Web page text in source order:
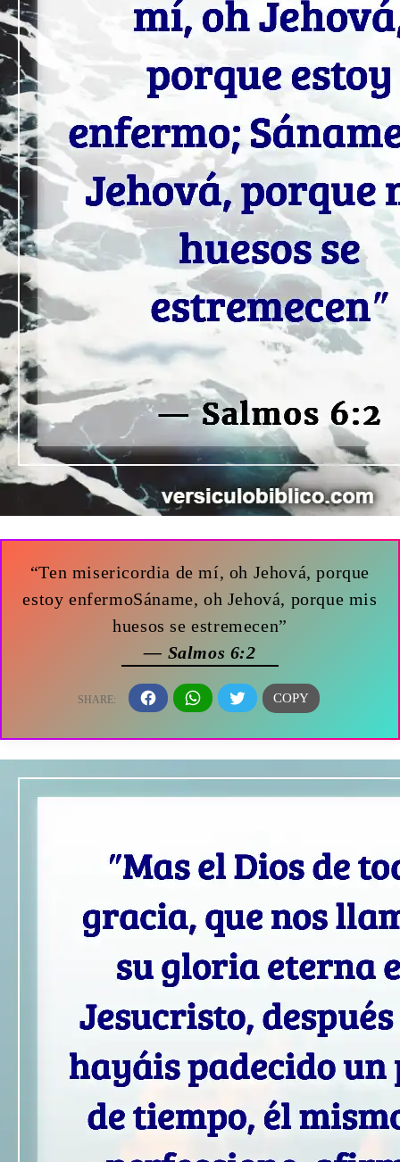
“Ten misericordia de mí, oh Jehová, porque
estoy enfermoSáname, oh Jehová, porque mis
huesos se estremecen”
— Salmos 6:2